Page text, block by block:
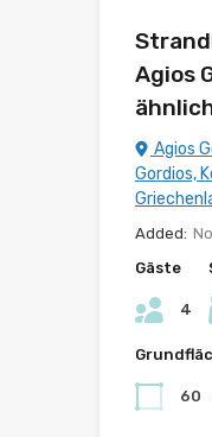
Agios
Agios
Gordios,
Added:
Gäste
4
60